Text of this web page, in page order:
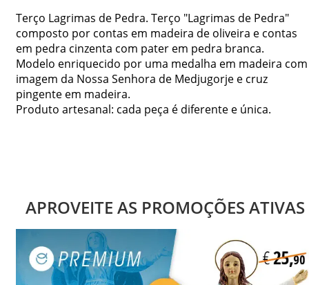
Terço Lagrimas de Pedra. Terço "Lagrimas de Pedra"
composto por contas em madeira de oliveira e contas
em pedra cinzenta com pater em pedra branca.
Modelo enriquecido por uma medalha em madeira com
imagem da Nossa Senhora de Medjugorje e cruz
pingente em madeira.
Produto artesanal: cada peça é diferente e única.
APROVEITE AS PROMOÇÕES ATIVAS